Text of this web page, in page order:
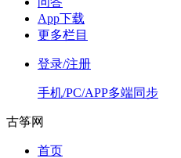
App下载
更多栏目
登录/注册
手机/PC/APP多端同步
古筝网
首页